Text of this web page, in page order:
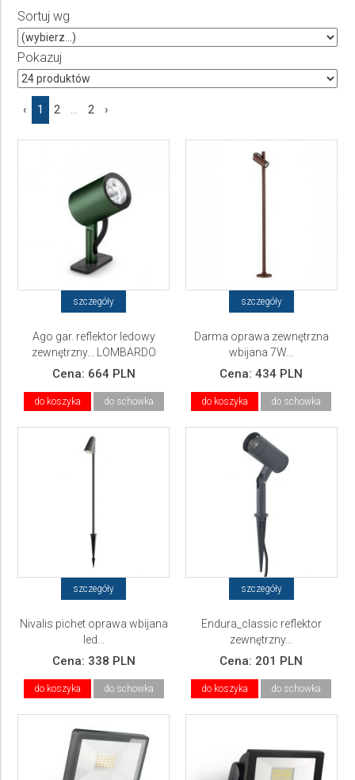
Producent
Wybierz producenta
Cena
Sortuj wg
Pokazuj
‹ 1 2 ... 2 ›
szczegóły
Ago gar. reflektor ledowy
zewnętrzny... LOMBARDO
Cena: 664 PLN
do koszyka do schowka
szczegóły
Darma oprawa zewnętrzna
wbijana 7W...
Cena:434 PLN
do koszyka do schowka
szczegóły
Nivalis pichet oprawa wbijana
led...
Cena: 338 PLN
do koszyka do schowka
szczegóły
Endura_classic reflektor
zewnętrzny...
Cena: 201 PLN
do koszyka do schowka